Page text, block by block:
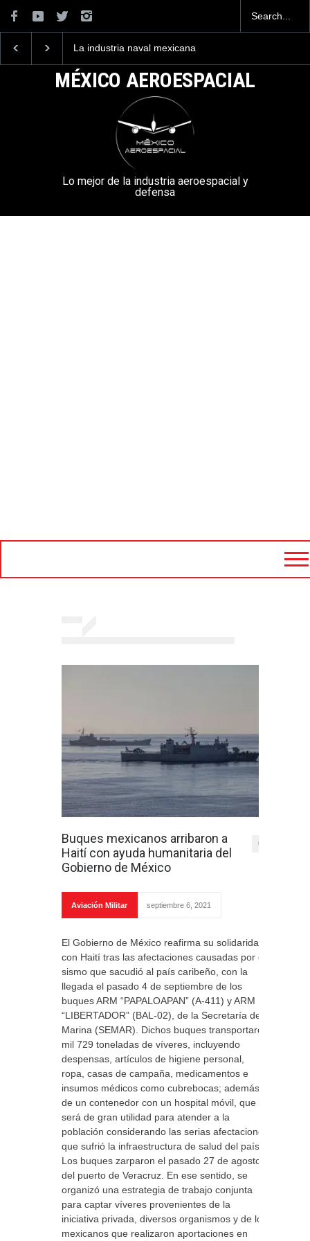
La industria naval mexicana
la Armada de México
mexicanos cuesta 2.9
millones de dólares
MÉXICO AEROESPACIAL
Lo mejor de la industria aeroespacial y
defensa
Buques mexicanos arribaron a
Haití con ayuda humanitaria del
Gobierno de México
0
Aviación Militar septiembre 6, 2021
El Gobierno de México reafirma su solidaridad
con Haití tras las afectaciones causadas por el
sismo que sacudió al país caribeño, con la
llegada el pasado 4 de septiembre de los
buques ARM “PAPALOAPAN” (A-411) y ARM
“LIBERTADOR” (BAL-02), de la Secretaría de
Marina (SEMAR). Dichos buques transportaron
mil 729 toneladas de víveres, incluyendo
despensas, artículos de higiene personal,
ropa, casas de campaña, medicamentos e
insumos médicos como cubrebocas; además
de un contenedor con un hospital móvil, que
será de gran utilidad para atender a la
población considerando las serias afectaciones
que sufrió la infraestructura de salud del país.
Los buques zarparon el pasado 27 de agosto
del puerto de Veracruz. En ese sentido, se
organizó una estrategia de trabajo conjunta
para captar víveres provenientes de la
iniciativa privada, diversos organismos y de los
mexicanos que realizaron aportaciones en